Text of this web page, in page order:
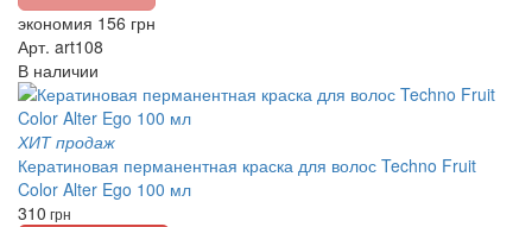
экономия 156 грн
Арт. art108
В наличии
ХИТ продаж
Кератиновая перманентная краска для волос Techno Fruit
Color Alter Ego 100 мл
310 грн